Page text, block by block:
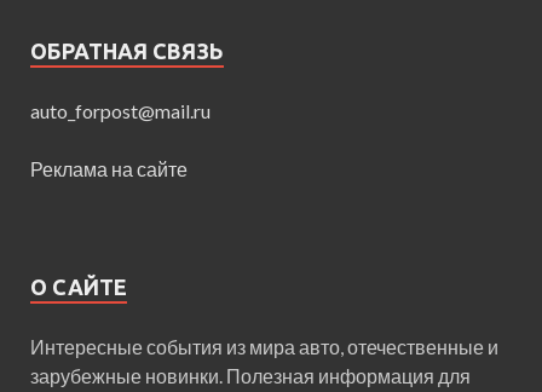
ОБРАТНАЯ СВЯЗЬ
auto_forpost@mail.ru
Реклама на сайте
О САЙТЕ
Интересные события из мира авто, отечественные и
зарубежные новинки. Полезная информация для